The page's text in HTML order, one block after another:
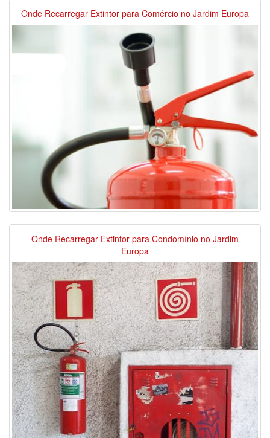
Onde Recarregar Extintor para Comércio no Jardim Europa
Onde Recarregar Extintor para Condomínio no Jardim
Europa